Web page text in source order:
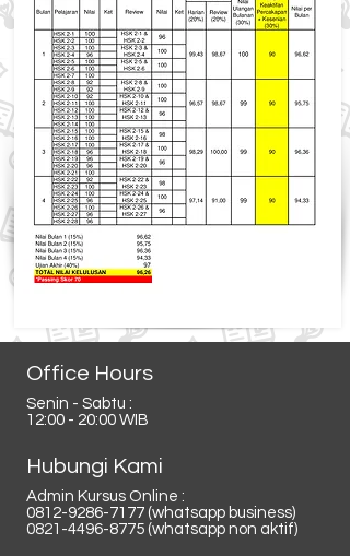
Office Hours
Senin - Sabtu :
12:00 - 20:00 WIB
Hubungi Kami
Admin Kursus Online :
0812-9286-7177 (whatsapp business)
0821-4496-8775 (whatsapp non aktif)